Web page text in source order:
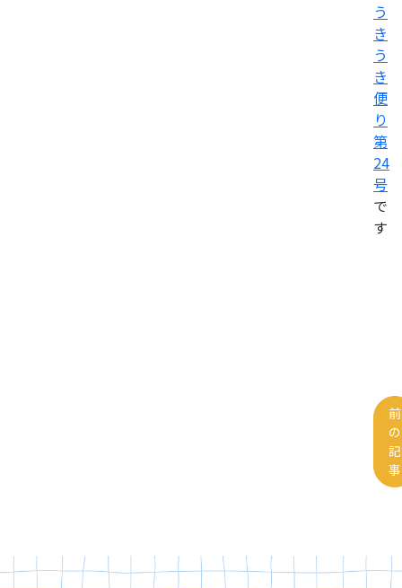
う
き
う
き
便
り
第
24
号
で
す
前
の
記
事